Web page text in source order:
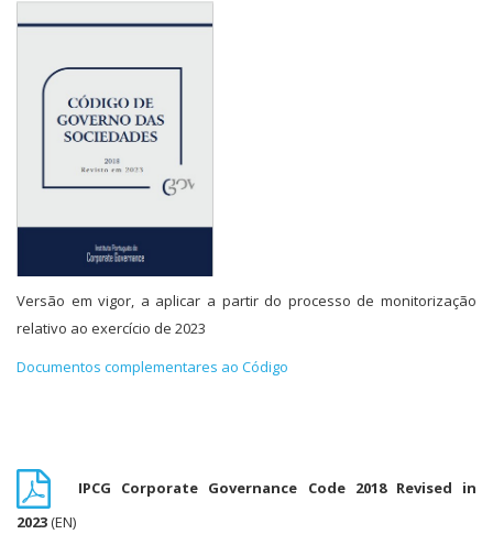
Versão em vigor, a aplicar a partir do processo de monitorização
relativo ao exercício de 2023
Documentos complementares ao Código
IPCG Corporate Governance Code 2018 Revised in
2023(EN)